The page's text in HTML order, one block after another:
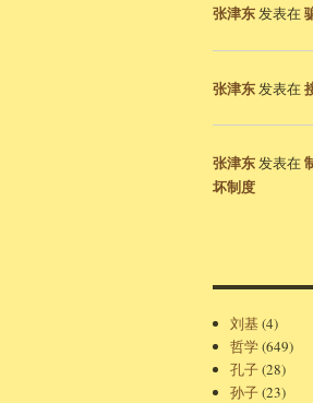
张津东发表在
张津东发表在
张津东发表在
坏制度
刘基(4)
哲学(649)
孔子(28)
孙子(23)